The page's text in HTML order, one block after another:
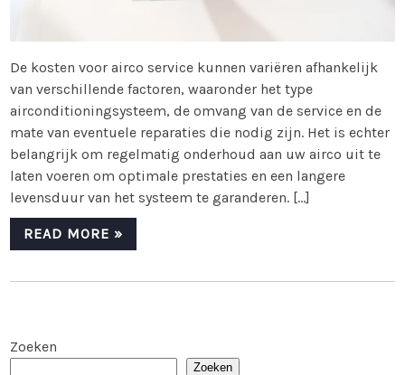
De kosten voor airco service kunnen variëren afhankelijk
van verschillende factoren, waaronder het type
airconditioningsysteem, de omvang van de service en de
mate van eventuele reparaties die nodig zijn. Het is echter
belangrijk om regelmatig onderhoud aan uw airco uit te
laten voeren om optimale prestaties en een langere
levensduur van het systeem te garanderen. […]
READ MORE »
Zoeken
Zoeken